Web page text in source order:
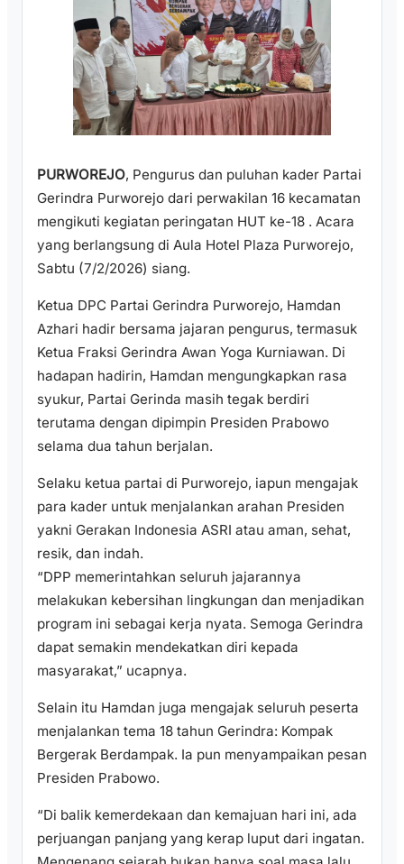
PURWOREJO, Pengurus dan puluhan kader Partai
Gerindra Purworejo dari perwakilan 16 kecamatan
mengikuti kegiatan peringatan HUT ke-18 . Acara
yang berlangsung di Aula Hotel Plaza Purworejo,
Sabtu (7/2/2026) siang.
Ketua DPC Partai Gerindra Purworejo, Hamdan
Azhari hadir bersama jajaran pengurus, termasuk
Ketua Fraksi Gerindra Awan Yoga Kurniawan. Di
hadapan hadirin, Hamdan mengungkapkan rasa
syukur, Partai Gerinda masih tegak berdiri
terutama dengan dipimpin Presiden Prabowo
selama dua tahun berjalan.
Selaku ketua partai di Purworejo, iapun mengajak
para kader untuk menjalankan arahan Presiden
yakni Gerakan Indonesia ASRI atau aman, sehat,
resik, dan indah.
“DPP memerintahkan seluruh jajarannya
melakukan kebersihan lingkungan dan menjadikan
program ini sebagai kerja nyata. Semoga Gerindra
dapat semakin mendekatkan diri kepada
masyarakat,” ucapnya.
Selain itu Hamdan juga mengajak seluruh peserta
menjalankan tema 18 tahun Gerindra: Kompak
Bergerak Berdampak. Ia pun menyampaikan pesan
Presiden Prabowo.
“Di balik kemerdekaan dan kemajuan hari ini, ada
perjuangan panjang yang kerap luput dari ingatan.